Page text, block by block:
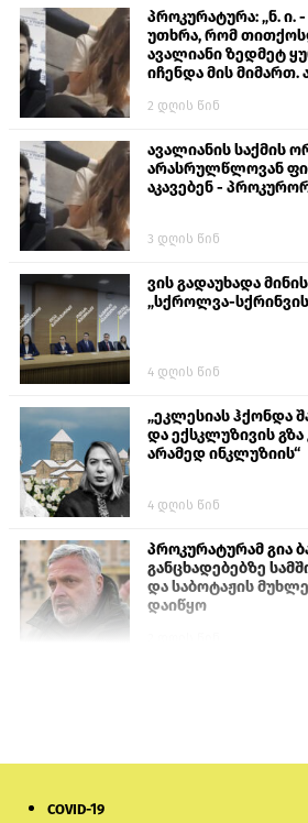
პროკურატურა: „ნ. ი.
უთხრა, რომ
ავალიანი ზედმეტ
იჩენდა მის მიმართ.
თავს დასხმოდა გიგა
2 დღის წინ
ავალიანის საქმის
არასრულწლოვან
აკავებენ -
3 დღის წინ
ვის გადაუხადა
„სქროლვა-
4 დღის წინ
„ეკლესიას ჰქონდა
და ექსკლუზივის გზა
არამედ ინკლუზიის“
4 დღის წინ
პროკურატურამ გია
განცხადებებზე
და საბოტაჟის
დაიწყო
COVID-19